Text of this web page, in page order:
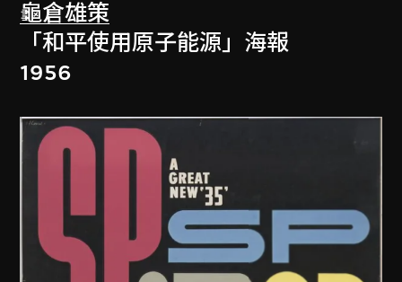
龜倉雄策
「和平使用原子能源」海報
1956